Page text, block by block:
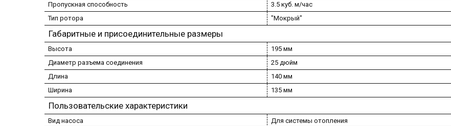
Пропускная способность
3.5 куб. м/час
Тип ротора
"Мокрый"
Габаритные и присоединительные размеры
Высота
195 мм
Диаметр разъема соединения
25 дюйм
Длина
140 мм
Ширина
135 мм
Пользовательские характеристики
Вид насоса
Для системы отопления